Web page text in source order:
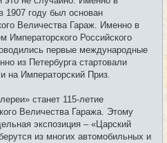
1907 году был основан
Величества Гараж. Именно в
Императорского Российского
первые международные
из Петербурга стартовали
на Императорский Приз.
станет 115-летие
Величества Гаража. Этому
экспозиция – «Царский
из многих автомобильных и